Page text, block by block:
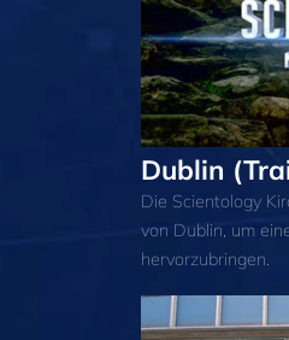
Dublin
Die Scientology
von Dublin, um
hervorzubringen.